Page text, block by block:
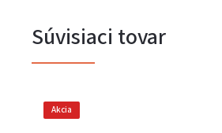
Súvisiaci tovar
Akcia